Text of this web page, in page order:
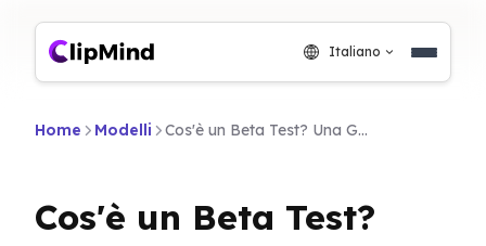
Italiano
Home Modelli Cos'è un Beta Test? Una Guida Completa per i Team di Prodotto
Cos'è un Beta Test?